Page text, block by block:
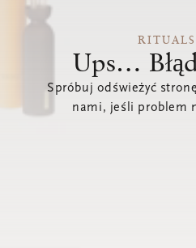
Ups…
Spróbuj odświeżyć
nami, jeśli problem